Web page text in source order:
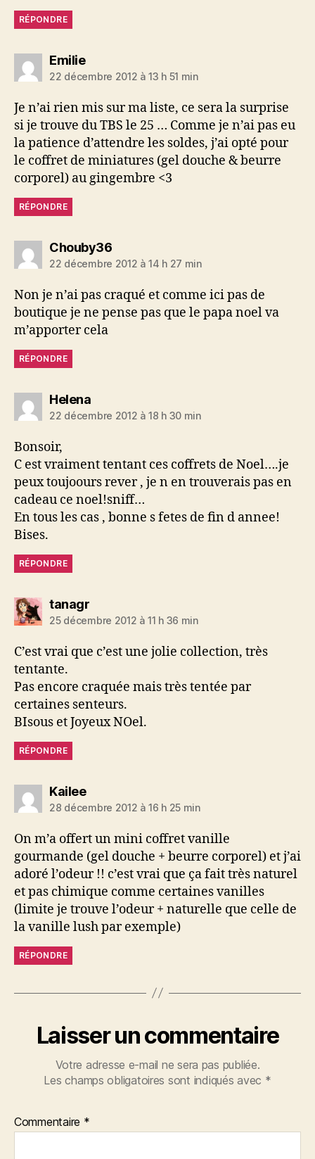
RÉPONDRE
Emiliedit :
22 décembre 2012 à 13 h 51 min
Je n’ai rien mis sur ma liste, ce sera la surprise
si je trouve du TBS le 25 … Comme je n’ai pas eu
la patience d’attendre les soldes, j’ai opté pour
le coffret de miniatures (gel douche & beurre
corporel) au gingembre <3
RÉPONDRE
Chouby36dit :
22 décembre 2012 à 14 h 27 min
Non je n’ai pas craqué et comme ici pas de
boutique je ne pense pas que le papa noel va
m’apporter cela
RÉPONDRE
Helenadit :
22 décembre 2012 à 18 h 30 min
Bonsoir,
C est vraiment tentant ces coffrets de Noel….je
peux toujoours rever , je n en trouverais pas en
cadeau ce noel!sniff…
En tous les cas , bonne s fetes de fin d annee!
Bises.
RÉPONDRE
tanagrdit :
25 décembre 2012 à 11 h 36 min
C’est vrai que c’est une jolie collection, très
tentante.
Pas encore craquée mais très tentée par
certaines senteurs.
BIsous et Joyeux NOel.
RÉPONDRE
Kaileedit :
28 décembre 2012 à 16 h 25 min
On m’a offert un mini coffret vanille
gourmande (gel douche + beurre corporel) et j’ai
adoré l’odeur !! c’est vrai que ça fait très naturel
et pas chimique comme certaines vanilles
(limite je trouve l’odeur + naturelle que celle de
la vanille lush par exemple)
RÉPONDRE
Laisser un commentaire
Votre adresse e-mail ne sera pas publiée.
Les champs obligatoires sont indiqués avec *
Commentaire *